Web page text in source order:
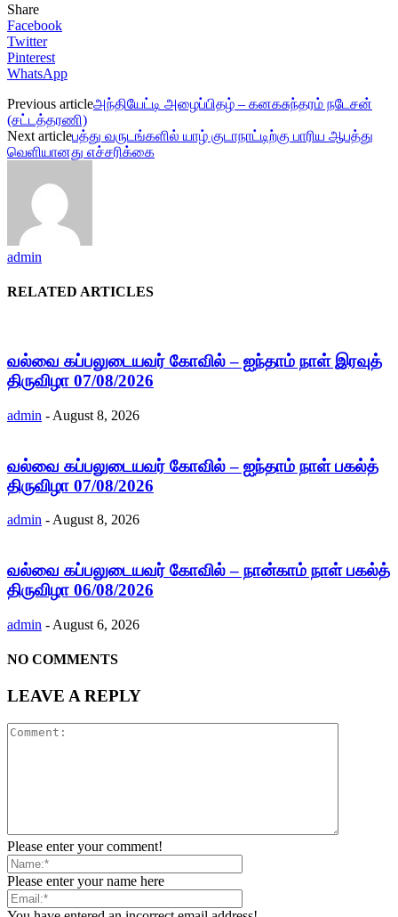
Share
Facebook
Twitter
Pinterest
WhatsApp
Previous articleஅந்தியேட்டி அழைப்பிதழ் – கனகசுந்தரம் நடேசன்
(சட்டத்தரணி)
Next articleபத்து வருடங்களில் யாழ் குடாநாட்டிற்கு பாரிய ஆபத்து
வெளியானது எச்சரிக்கை
admin
RELATED ARTICLES
வல்வை கப்பலுடையவர் கோவில் – ஐந்தாம் நாள் இரவுத்
திருவிழா 07/08/2026
admin - August 8, 2026
வல்வை கப்பலுடையவர் கோவில் – ஐந்தாம் நாள் பகல்த்
திருவிழா 07/08/2026
admin - August 8, 2026
வல்வை கப்பலுடையவர் கோவில் – நான்காம் நாள் பகல்த்
திருவிழா 06/08/2026
admin - August 6, 2026
NO COMMENTS
LEAVE A REPLY
Please enter your comment!
Please enter your name here